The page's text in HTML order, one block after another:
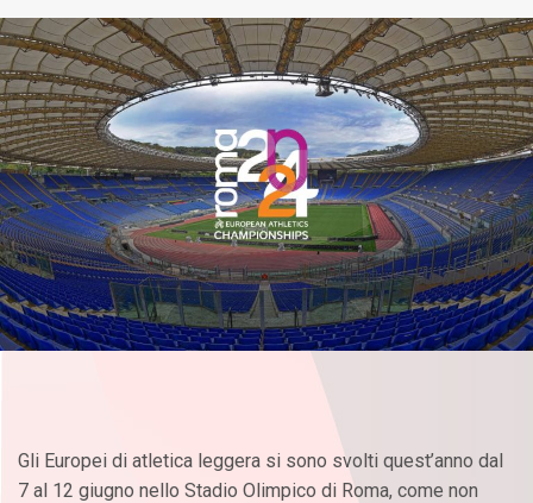
Gli Europei di atletica leggera si sono svolti quest’anno dal
7 al 12 giugno nello Stadio Olimpico di Roma, come non